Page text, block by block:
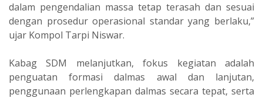
dalam pengendalian massa tetap terasah dan sesuai
dengan prosedur operasional standar yang berlaku,”
ujar Kompol Tarpi Niswar.
Kabag SDM melanjutkan, fokus kegiatan adalah
penguatan formasi dalmas awal dan lanjutan,
penggunaan perlengkapan dalmas secara tepat, serta